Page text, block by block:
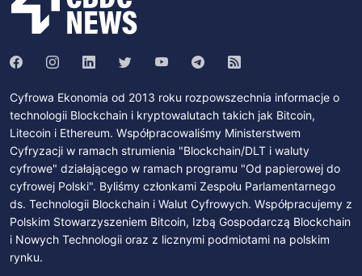
Cyfrowa Ekonomia od 2013 roku rozpowszechnia informacje o
technologii Blockchain i kryptowalutach takich jak Bitcoin,
Litecoin i Ethereum. Współpracowaliśmy Ministerstwem
Cyfryzacji w ramach strumienia "Blockchain/DLT i waluty
cyfrowe" działającego w ramach programu "Od papierowej do
cyfrowej Polski". Byliśmy członkami Zespołu Parlamentarnego
ds. Technologii Blockchain i Walut Cyfrowych. Współpracujemy z
Polskim Stowarzyszeniem Bitcoin, Izbą Gospodarczą Blockchain
i Nowych Technologii oraz z licznymi podmiotami na polskim
rynku.